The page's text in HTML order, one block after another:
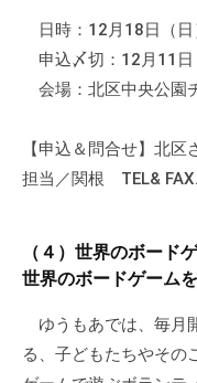
て
い
。
は
北
日時：12月18日（日
申込〆切：12月11日
会場：北区中央公園
【申込＆問合せ】北
担当／関根 TEL&
（４）世界のボード
世界のボードゲーム
ゆうもあでは、毎月
る、子どもたちやその